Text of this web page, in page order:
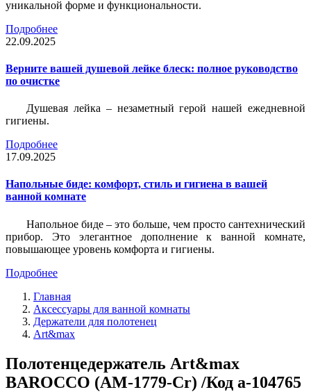
уникальной форме и функциональности.
Подробнее
22.09.2025
Верните вашей душевой лейке блеск: полное руководство
по очистке
Душевая лейка – незаметный герой нашей ежедневной
гигиены.
Подробнее
17.09.2025
Напольные биде: комфорт, стиль и гигиена в вашей
ванной комнате
Напольное биде – это больше, чем просто сантехнический
прибор. Это элегантное дополнение к ванной комнате,
повышающее уровень комфорта и гигиены.
Подробнее
Главная
Аксессуары для ванной комнаты
Держатели для полотенец
Art&max
Полотенцедержатель Art&max
BAROCCO (AM-1779-Cr) /Код a-104765